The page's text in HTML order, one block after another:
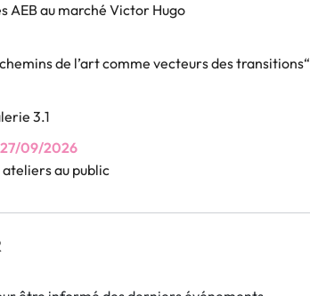
AEB au marché Victor Hugo
de l’art comme vecteurs des transitions“
3.1
09/2026
au public